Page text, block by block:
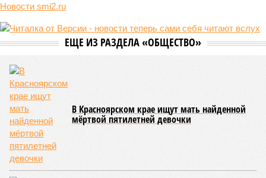
Новости smi2.ru
ЕЩЕ ИЗ РАЗДЕЛА «ОБЩЕСТВО»
В Красноярском крае ищут мать найденной
мёртвой пятилетней девочки